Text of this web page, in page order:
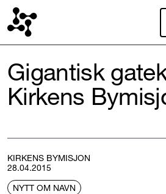
Gigantisk
Kirkens
KIRKENS BYMISJON
28.04.2015
NYTT OM NAVN